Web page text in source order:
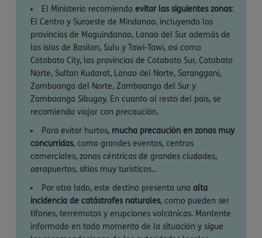
El Ministerio recomienda evitar las siguientes zonas:
El Centro y Suroeste de Mindanao, incluyendo las
provincias de Maguindanao, Lanao del Sur además de
las islas de Basilan, Sulu y Tawi-Tawi, así como
Cotabato City, las provincias de Cotabato Sur, Cotabato
Norte, Sultan Kudarat, Lanao del Norte, Saranggani,
Zamboanga del Norte, Zamboanga del Sur y
Zamboanga Sibugay. En cuanto al resto del país, se
recomienda viajar con precaución.
Para evitar hurtos, mucha precaución en zonas muy
concurridas, como grandes eventos, centros
comerciales, zonas céntricas de grandes ciudades,
aeropuertos, sitios muy turísticos…
Por otro lado, este destino presenta una alta
incidencia de catástrofes naturales, como pueden ser
tifones, terremotos y erupciones volcánicas. Mantente
informado en todo momento de la situación y sigue